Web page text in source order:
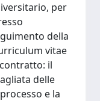
per
della
vitae
il
delle
e la